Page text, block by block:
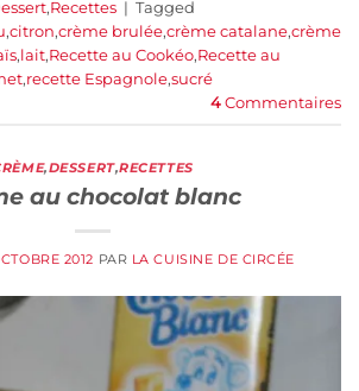
,Recettes | Tagged
,citron,crème brulée,crème catalane,crème
,lait,Recette au Cookéo,Recette au
,recette Espagnole,sucré
4 Commentaires
,DESSERT,RECETTES
au chocolat blanc
2012 PAR LA CUISINE DE CIRCÉE